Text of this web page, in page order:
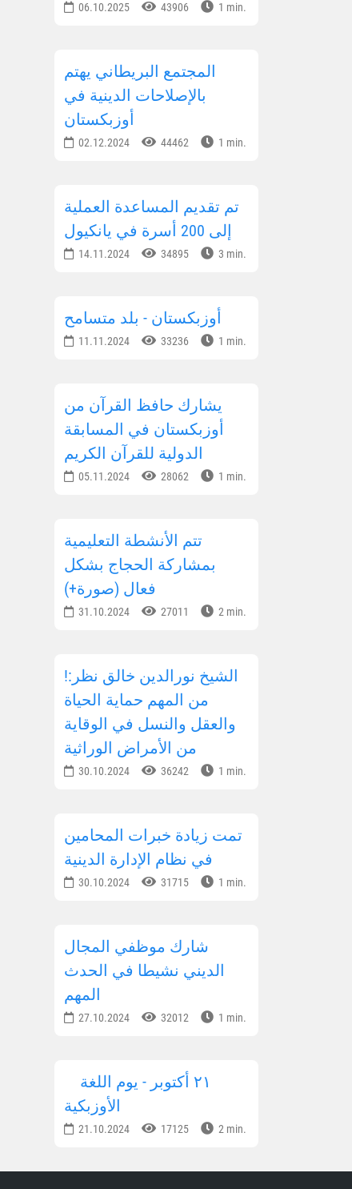
06.10.2025 43906 1 min.
المجتمع البريطاني يهتم
بالإصلاحات الدينية في
أوزبكستان
02.12.2024 44462 1 min.
تم تقديم المساعدة العملية
إلى 200 أسرة في يانكيول
14.11.2024 34895 3 min.
أوزبكستان - بلد متسامح
11.11.2024 33236 1 min.
يشارك حافظ القرآن من
أوزبكستان في المسابقة
الدولية للقرآن الكريم
05.11.2024 28062 1 min.
تتم الأنشطة التعليمية
بمشاركة الحجاج بشكل
فعال (صورة+)
31.10.2024 27011 2 min.
!الشيخ نورالدين خالق نظر:
من المهم حماية الحياة
والعقل والنسل في الوقاية
من الأمراض الوراثية
30.10.2024 36242 1 min.
تمت زيادة خبرات المحامين
في نظام الإدارة الدينية
30.10.2024 31715 1 min.
شارك موظفي المجال
الديني نشيطا في الحدث
المهم
27.10.2024 32012 1 min.
الأوزبكية
21.10.2024 17125 2 min.